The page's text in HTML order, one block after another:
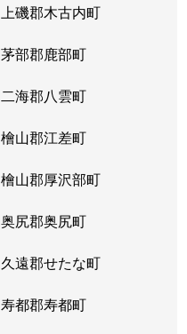
上磯郡木古内町
茅部郡鹿部町
二海郡八雲町
檜山郡江差町
檜山郡厚沢部町
奥尻郡奥尻町
久遠郡せたな町
寿都郡寿都町